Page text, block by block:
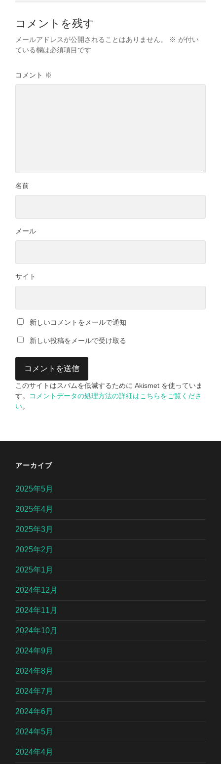
コメントを残す
メールアドレスが公開されることはありません。 ※ が付い
ている欄は必須項目です
コメント ※
名前
メール
サイト
新しいコメントをメールで通知
新しい投稿をメールで受け取る
このサイトはスパムを低減するために Akismet を使っていま
す。
コメントデータの処理方法の詳細はこちらをご覧くださ
い。
アーカイブ
2025年5月
2025年4月
2025年3月
2025年2月
2025年1月
2024年12月
2024年11月
2024年10月
2024年9月
2024年8月
2024年7月
2024年6月
2024年5月
2024年4月